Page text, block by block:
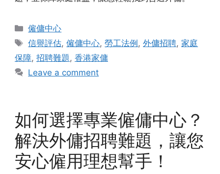
Categories
僱傭中心
Tags
信譽評估,僱傭中心,勞工法例 ,外傭招聘, 家庭
保障, 招聘難題, 香港家傭
Leave a comment
如何選擇專業僱傭中心？
解決外傭招聘難題，讓您
安心僱用理想幫手！